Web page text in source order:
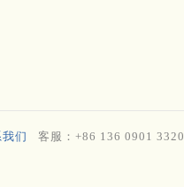
们 客服：+86 136 0901 3320